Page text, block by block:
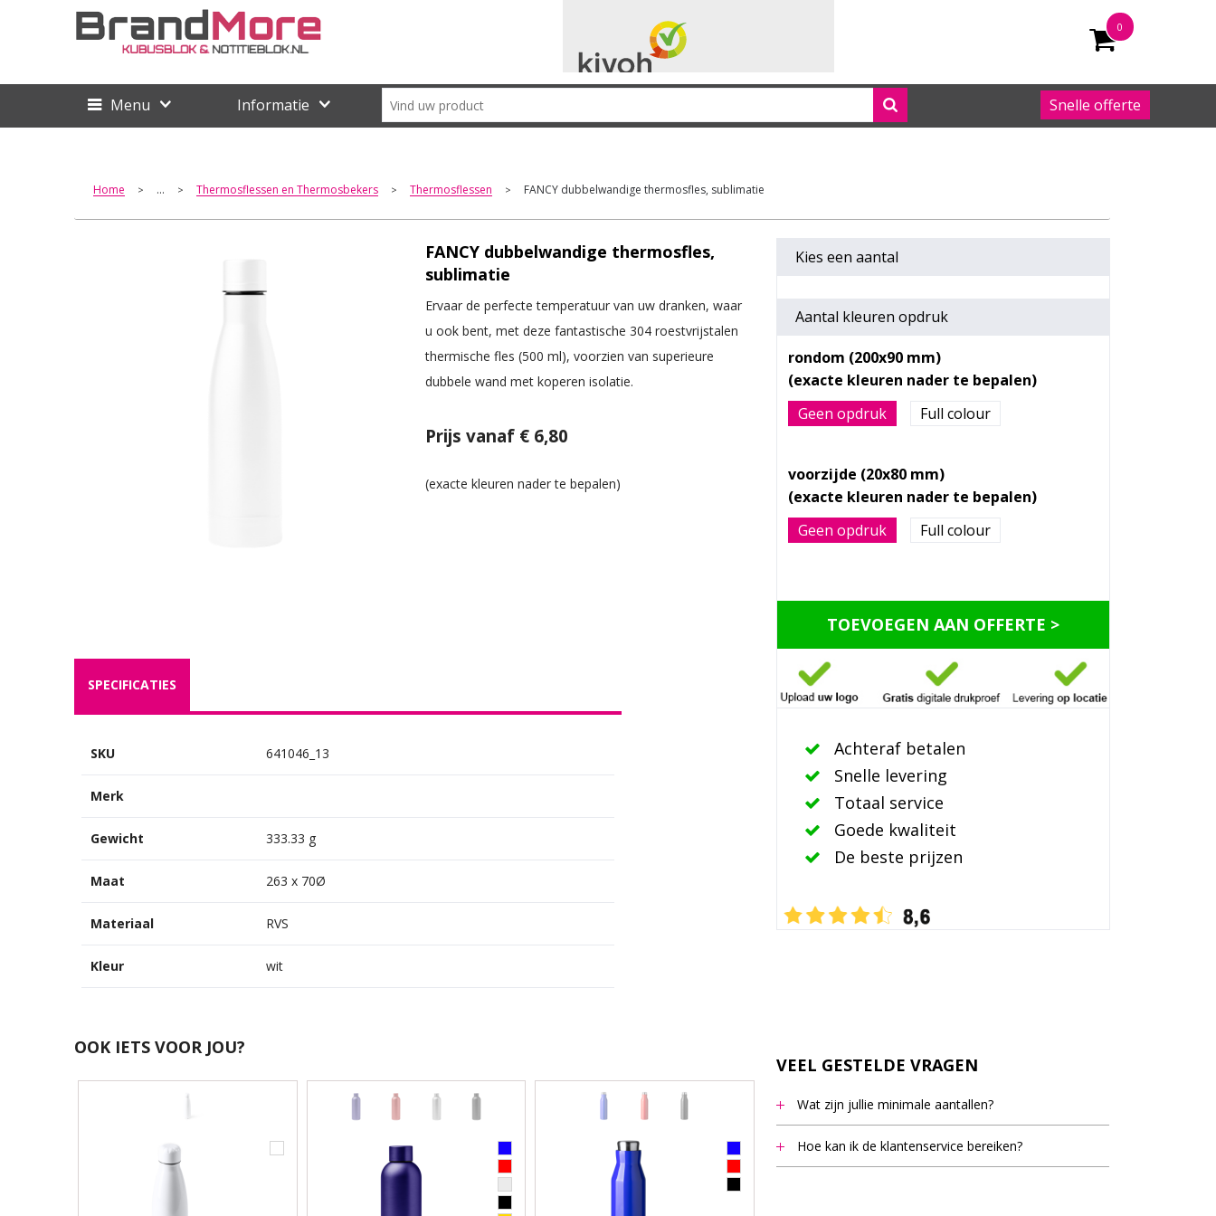
0
Menu Informatie Snelle offerte
Home > ... > Thermosflessen en Thermosbekers > Thermosflessen > FANCY dubbelwandige thermosfles, sublimatie
FANCY dubbelwandige thermosfles,
sublimatie
Ervaar de perfecte temperatuur van uw dranken, waar
u ook bent, met deze fantastische 304 roestvrijstalen
thermische fles (500 ml), voorzien van superieure
dubbele wand met koperen isolatie.
Prijs vanaf € 6,80
Kies een aantal
Aantal kleuren opdruk
rondom (200x90 mm)
Geen opdruk Full colour
voorzijde (20x80 mm)
Geen opdruk Full colour
TOEVOEGEN AAN OFFERTE >
Achteraf betalen
Snelle levering
Totaal service
Goede kwaliteit
De beste prijzen
SPECIFICATIES
SKU 641046_13
Merk
Gewicht 333.33 g
Maat 263 x 70Ø
Materiaal RVS
Kleur wit
OOK IETS VOOR JOU?
VEEL GESTELDE VRAGEN
Wat zijn jullie minimale aantallen?
Het minimale bestel aantal staat bij de meeste artikelen
vermeld, dit is het laagste aantal dat vermeld staat als er
Hoe kan ik de klantenservice bereiken?